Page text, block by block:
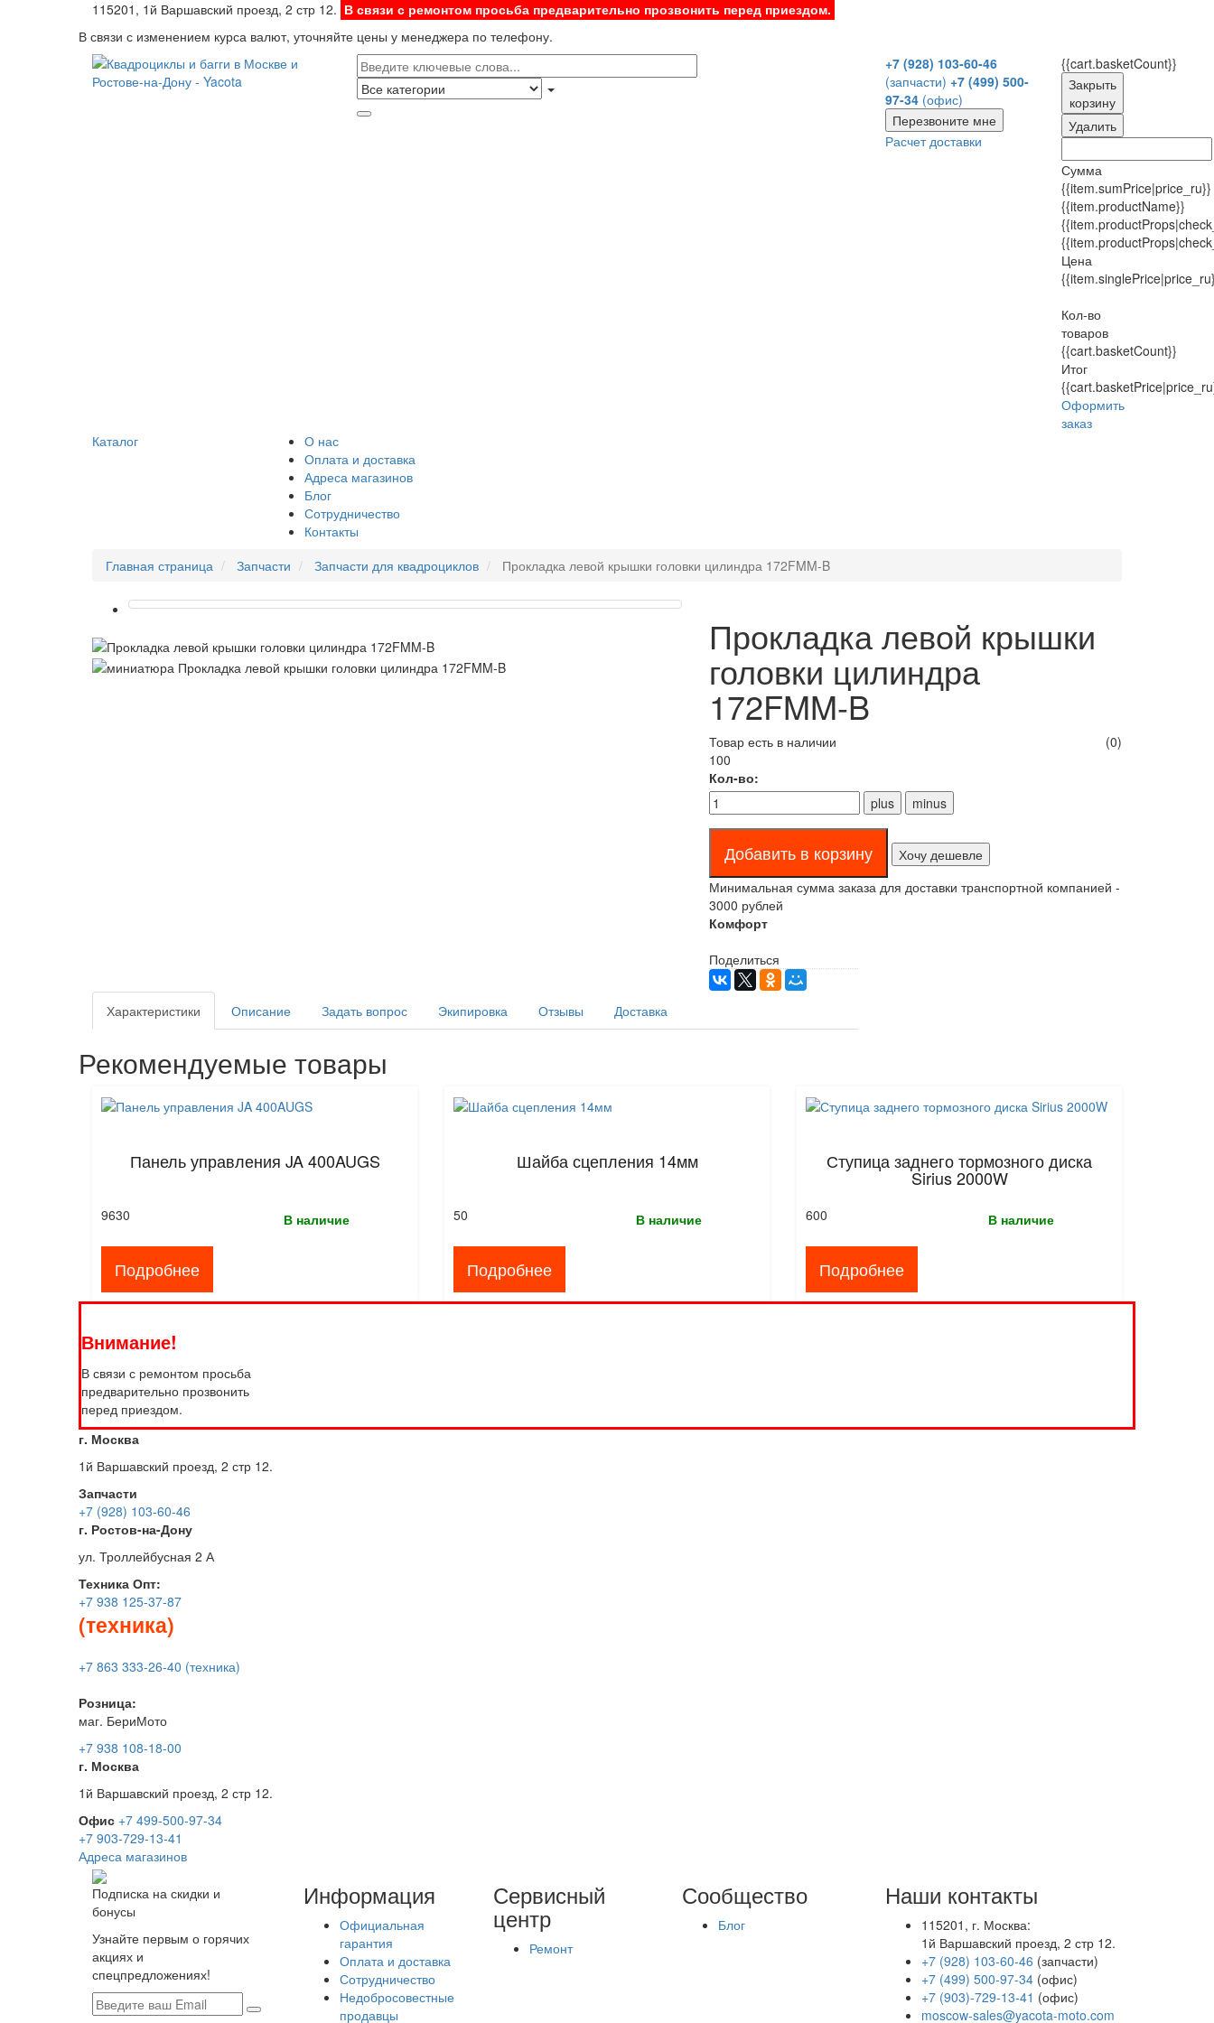
115201, 1й Варшавский проезд, 2 стр 12. В связи с ремонтом просьба предварительно прозвонить перед приездом.
В связи с изменением курса валют, уточняйте цены у менеджера по телефону.
+7 (928) 103-60-46
(запчасти) +7 (499) 500-
97-34 (офис)
Перезвоните мне
Расчет доставки
{{cart.basketCount}}
Закрыть
корзину
Удалить
Сумма
{{item.sumPrice|price_ru}}
{{item.productName}}
Цена
Кол-во
товаров
{{cart.basketCount}}
Итог
Оформить
заказ
Каталог
О нас
Оплата и доставка
Адреса магазинов
Блог
Сотрудничество
Контакты
Главная страница
Запчасти Запчасти для квадроциклов Прокладка левой крышки головки цилиндра 172FMM-B
Прокладка левой крышки
головки цилиндра
172FMM-B
Товар есть в наличии
(0)
100
Кол-во:
Хочу дешевле
Минимальная сумма заказа для доставки транспортной компанией -
3000 рублей
Комфорт
Поделиться
Характеристики Описание Задать вопрос Экипировка Отзывы Доставка
Рекомендуемые товары
Панель управления JA 400AUGS
В наличие
9630
Подробнее
Шайба сцепления 14мм
В наличие
50
Подробнее
Ступица заднего тормозного диска
Sirius 2000W
В наличие
600
Подробнее
Внимание!
В связи с ремонтом просьба
предварительно прозвонить
перед приездом.
г. Москва
1й Варшавский проезд, 2 стр 12.
Запчасти
+7 (928) 103-60-46
г. Ростов-на-Дону
ул. Троллейбусная 2 А
Техника Опт:
+7 938 125-37-87
(техника)
+7 863 333-26-40 (техника)
Розница:
маг. БериМото
+7 938 108-18-00
г. Москва
1й Варшавский проезд, 2 стр 12.
Офис +7 499-500-97-34
+7 903-729-13-41
Адреса магазинов
Подписка на скидки и
бонусы
Узнайте первым о горячих
акциях и
спецпредложениях!
Информация
Официальная
гарантия
Оплата и доставка
Сотрудничество
Недобросовестные
продавцы
Сервисный
центр
Ремонт
Сообщество
Блог
Наши контакты
115201, г. Москва:
1й Варшавский проезд, 2 стр 12.
+7 (928) 103-60-46 (запчасти)
+7 (499) 500-97-34(офис)
+7 (903)-729-13-41 (офис)
moscow-sales@yacota-moto.com